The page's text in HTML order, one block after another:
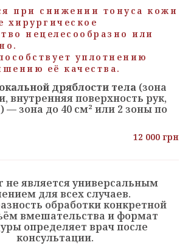
при снижении тонуса кожи
хирургическое
нецелесообразно или
уплотнению
её качества.
дряблости тела (зона
внутренняя поверхность рук,
— зона до 40 см² или 2 зоны по
12 000 грн
не является универсальным
для всех случаев.
обработки конкретной
вмешательства и формат
определяет врач после
консультации.